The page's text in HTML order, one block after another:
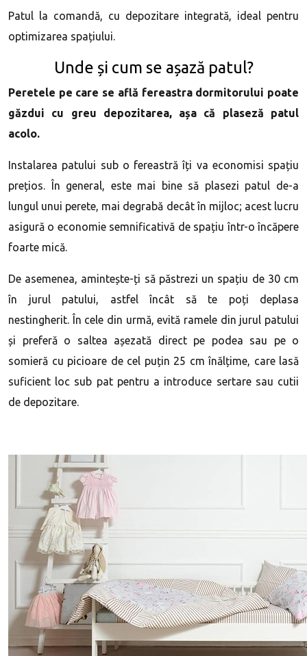
Patul la comandă, cu depozitare integrată, ideal pentru
optimizarea spațiului.
Unde și cum se așază patul?
Peretele pe care se află fereastra dormitorului poate
găzdui cu greu depozitarea, așa că plaseză patul
acolo.
Instalarea patului sub o fereastră îți va economisi spațiu
prețios. În general, este mai bine să plasezi patul de-a
lungul unui perete, mai degrabă decât în ​​mijloc; acest lucru
asigură o economie semnificativă de spațiu într-o încăpere
foarte mică.
De asemenea, amintește-ți să păstrezi un spațiu de 30 cm
în jurul patului, astfel încât să te poți deplasa
nestingherit. În cele din urmă, evită ramele din jurul patului
și preferă o saltea așezată direct pe podea sau pe o
somieră cu picioare de cel puțin 25 cm înălțime, care lasă
suficient loc sub pat pentru a introduce sertare sau cutii
de depozitare.